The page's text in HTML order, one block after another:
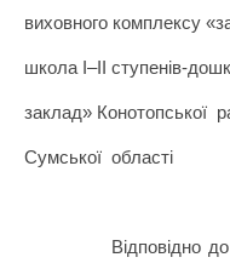
виховного комплексу
школа –II ступенів-
заклад» Конотопської
Сумської області
Відповідно